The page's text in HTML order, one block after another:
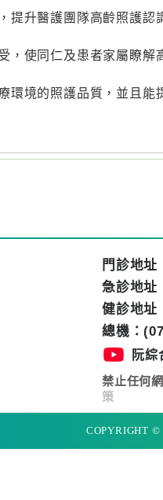
升醫護團隊高齡照護認
使同仁及患者家屬瞭解
境的照護品質，並且能
門診地
急診地址
健診地址
總機：
阮
禁止任何
策
COPYRIGHT ©